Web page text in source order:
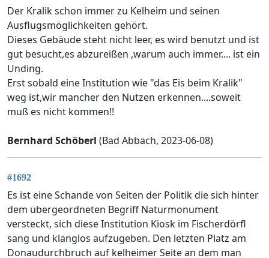
Der Kralik schon immer zu Kelheim und seinen
Ausflugsmöglichkeiten gehört.
Dieses Gebäude steht nicht leer, es wird benutzt und ist
gut besucht,es abzureißen ,warum auch immer.... ist ein
Unding.
Erst sobald eine Institution wie "das Eis beim Kralik"
weg ist,wir mancher den Nutzen erkennen....soweit
muß es nicht kommen!!
Bernhard Schöberl (Bad Abbach, 2023-06-08)
#1692
Es ist eine Schande von Seiten der Politik die sich hinter
dem übergeordneten Begriff Naturmonument
versteckt, sich diese Institution Kiosk im Fischerdörfl
sang und klanglos aufzugeben. Den letzten Platz am
Donaudurchbruch auf kelheimer Seite an dem man